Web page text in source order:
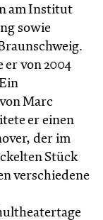
am Institut
sowie
von 2004
Marc
er einen
der im
Stück
verschiedene